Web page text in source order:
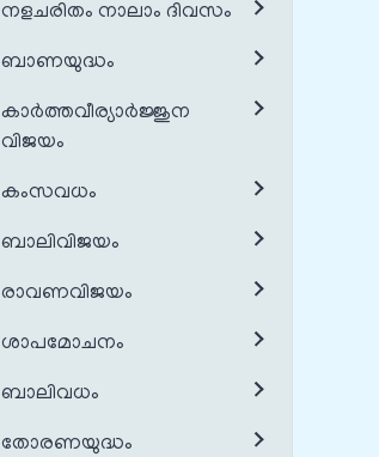
നളചരിതം നാലാം ദിവസം
ബാണയുദ്ധം
കാർത്തവീര്യാർജ്ജുന
വിജയം
കംസവധം
ബാലിവിജയം
രാവണവിജയം
ശാപമോചനം
ബാലിവധം
തോരണയുദ്ധം